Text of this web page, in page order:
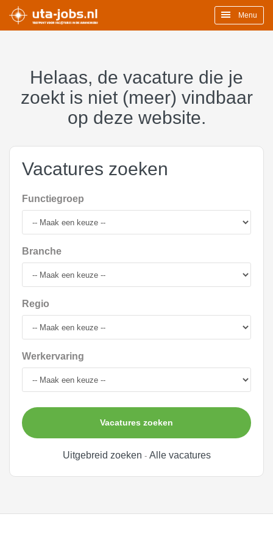
Menu
Helaas, de vacature die je
zoekt is niet (meer) vindbaar
op deze website.
Vacatures zoeken
Functiegroep
Branche
Regio
Werkervaring
Vacatures zoeken
Uitgebreid zoeken - Alle vacatures